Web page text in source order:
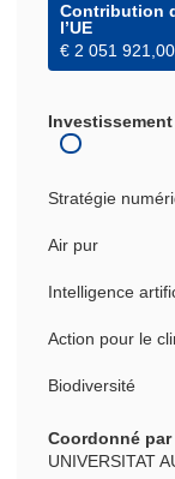
Contribution
l’UE
€ 2 051 921,00
Stratégie
Air pur
Intelligence
Action pour le
Biodiversité
Coordonné par
UNIVERSITAT